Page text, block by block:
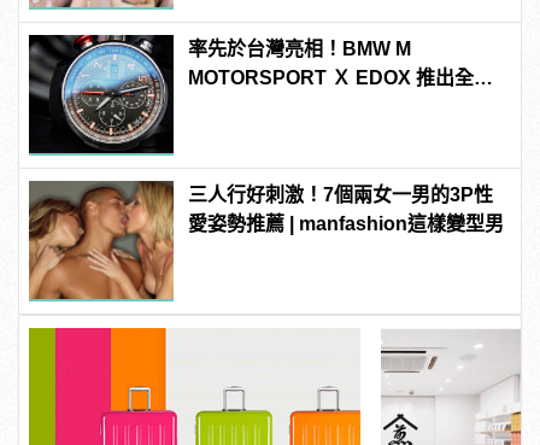
率先於台灣亮相！BMW M
MOTORSPORT Ｘ EDOX 推出全新
三人行好刺激！7個兩女一男的3P性
愛姿勢推薦 | manfashion這樣變型男